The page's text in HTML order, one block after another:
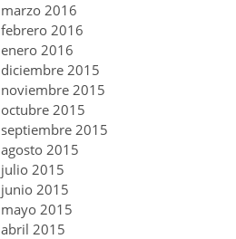
marzo 2016
febrero 2016
enero 2016
diciembre 2015
noviembre 2015
octubre 2015
septiembre 2015
agosto 2015
julio 2015
junio 2015
mayo 2015
abril 2015